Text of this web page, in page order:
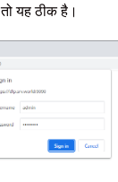
यह ठीक है।